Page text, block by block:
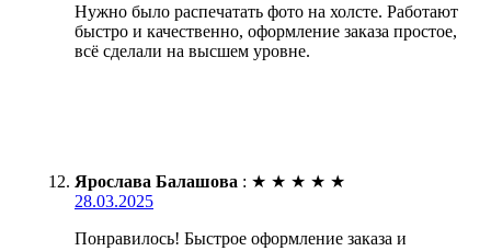
Нужно было распечатать фото на холсте. Работают
быстро и качественно, оформление заказа простое,
всё сделали на высшем уровне.
Ярослава Балашова : ★ ★ ★ ★ ★
28.03.2025
Понравилось! Быстрое оформление заказа и